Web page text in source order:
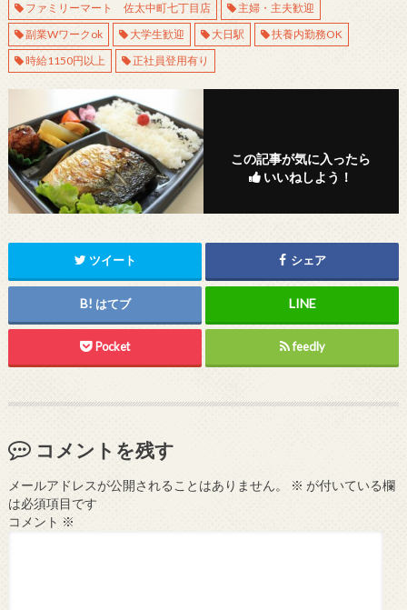
ファミリーマート 佐太中町七丁目店
主婦・主夫歓迎
副業Wワークok
大学生歓迎 大日駅
扶養内勤務OK
時給1150円以上
正社員登用有り
この記事が気に入ったら
いいねしよう！
ツイート シェア
はてブ
Pocket feedly
コメントを残す
メールアドレスが公開されることはありません。 ※ が付いている欄
は必須項目です
コメント ※